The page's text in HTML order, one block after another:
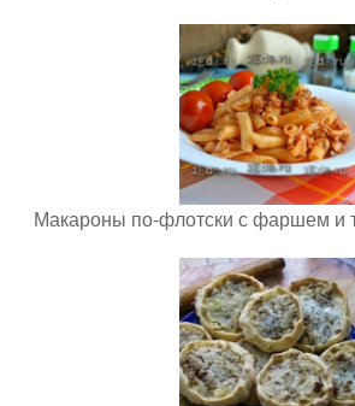
Макароны по-флотски с фаршем и